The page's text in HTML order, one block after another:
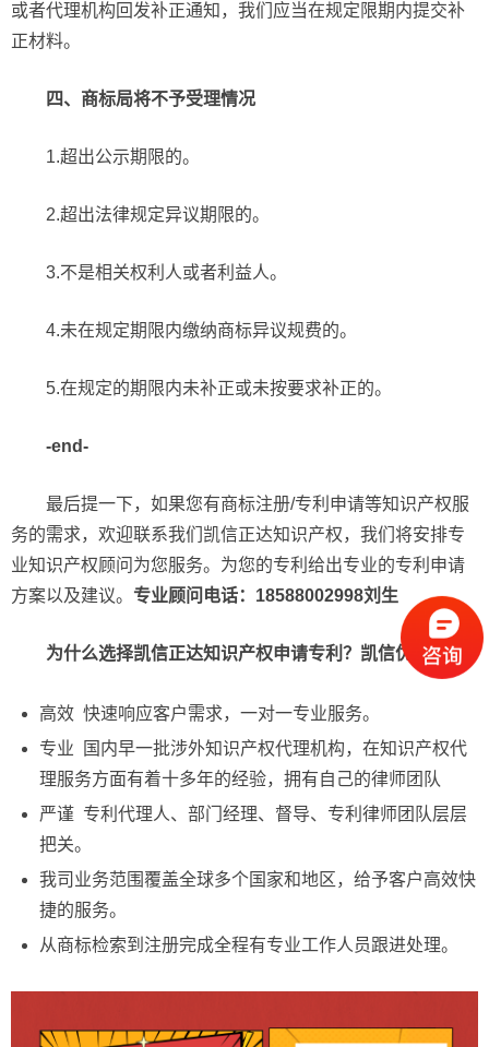
或者代理机构回发补正通知，我们应当在规定限期内提交补
正材料。
四、商标局将不予受理情况
1.超出公示期限的。
2.超出法律规定异议期限的。
3.不是相关权利人或者利益人。
4.未在规定期限内缴纳商标异议规费的。
5.在规定的期限内未补正或未按要求补正的。
-end-
最后提一下，如果您有商标注册/专利申请等知识产权服
务的需求，欢迎联系我们凯信正达知识产权，我们将安排专
业知识产权顾问为您服务。为您的专利给出专业的专利申请
方案以及建议。 专业顾问电话：18588002998刘生
为什么选择凯信正达知识产权申请专利？凯信优势
高效 快速响应客户需求，一对一专业服务。
专业 国内早一批涉外知识产权代理机构，在知识产权代
理服务方面有着十多年的经验，拥有自己的律师团队
严谨 专利代理人、部门经理、督导、专利律师团队层层
把关。
我司业务范围覆盖全球多个国家和地区，给予客户高效快
捷的服务。
从商标检索到注册完成全程有专业工作人员跟进处理。